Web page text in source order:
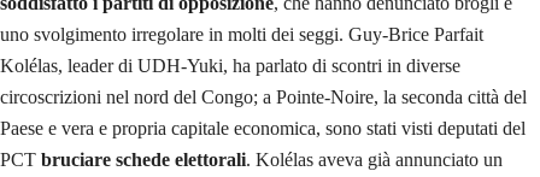
uno svolgimento irregolare in molti dei seggi. Guy-Brice Parfait
Kolélas, leader di UDH-Yuki, ha parlato di scontri in diverse
circoscrizioni nel nord del Congo; a Pointe-Noire, la seconda città del
Paese e vera e propria capitale economica, sono stati visti deputati del
PCT bruciare schede elettorali. Kolélas aveva già annunciato un